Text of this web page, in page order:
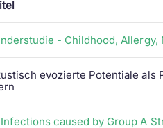
- Childhood, Allergy,
evozierte Potentiale
caused by Group A